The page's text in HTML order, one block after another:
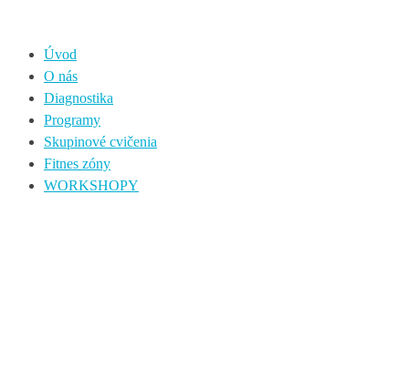
Úvod
O nás
Diagnostika
Programy
Skupinové cvičenia
Fitnes zóny
WORKSHOPY